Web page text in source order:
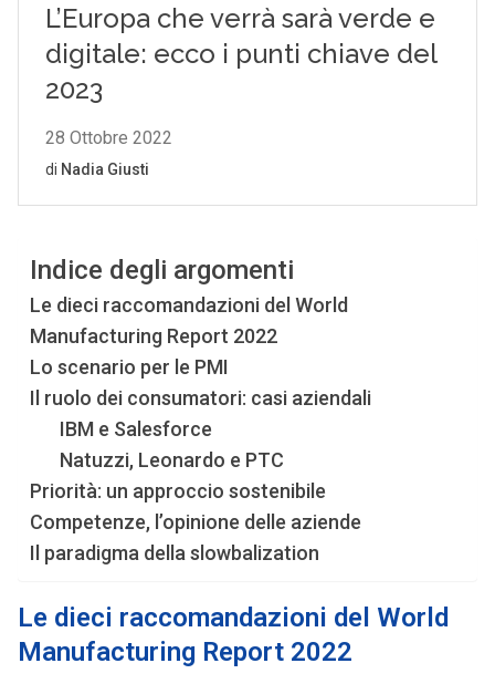
Indice degli argomenti
Le dieci raccomandazioni del World
Manufacturing Report 2022
Lo scenario per le PMI
Il ruolo dei consumatori: casi aziendali
IBM e Salesforce
Natuzzi, Leonardo e PTC
Priorità: un approccio sostenibile
Competenze, l’opinione delle aziende
Il paradigma della slowbalization
Le dieci raccomandazioni del World
Manufacturing Report 2022